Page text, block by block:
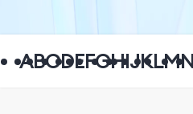
ABCDEFGHIJKLM